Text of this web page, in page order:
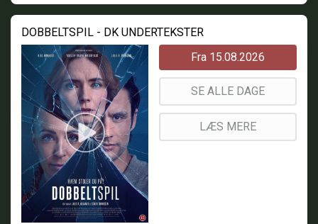
DOBBELTSPIL - DK UNDERTEKSTER
Fra 15.08.2026
SE ALLE DAGE
LÆS MERE